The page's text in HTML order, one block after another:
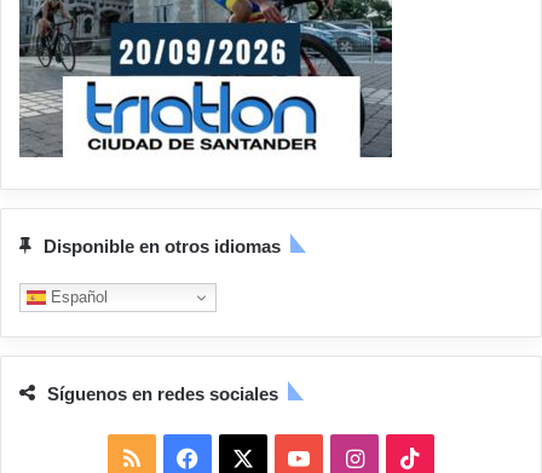
Disponible en otros idiomas
Español
Síguenos en redes sociales
I